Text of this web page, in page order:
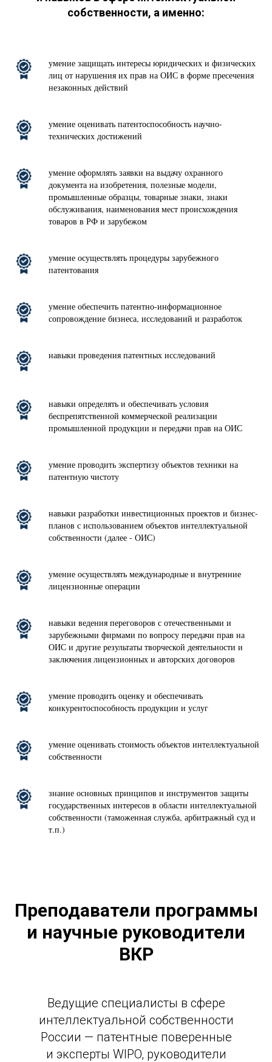
собственности, а именно:
умение защищать интересы юридических и физических
лиц от нарушения их прав на ОИС в форме пресечения
незаконных действий
умение оценивать патентоспособность научно-
технических достижений
умение оформлять заявки на выдачу охранного
документа на изобретения, полезные модели,
промышленные образцы, товарные знаки, знаки
обслуживания, наименования мест происхождения
товаров в РФ и зарубежом
умение осуществлять процедуры зарубежного
патентования
умение обеспечить патентно-информационное
сопровождение бизнеса, исследований и разработок
навыки проведения патентных исследований
навыки определять и обеспечивать условия
беспрепятственной коммерческой реализации
промышленной продукции и передачи прав на ОИС
умение проводить экспертизу объектов техники на
патентную чистоту
навыки разработки инвестиционных проектов и бизнес-
планов с использованием объектов интеллектуальной
собственности (далее - ОИС)
умение осуществлять международные и внутренние
лицензионные операции
навыки ведения переговоров с отечественными и
зарубежными фирмами по вопросу передачи прав на
ОИС и другие результаты творческой деятельности и
заключения лицензионных и авторских договоров
умение проводить оценку и обеспечивать
конкурентоспособность продукции и услуг
умение оценивать стоимость объектов интеллектуальной
собственности
знание основных принципов и инструментов защиты
государственных интересов в области интеллектуальной
собственности (таможенная служба, арбитражный суд и
т.п.)
Преподаватели программы
и научные руководители
ВКР
Ведущие специалисты в сфере
интеллектуальной собственности
России — патентные поверенные
и эксперты WIPO, руководители